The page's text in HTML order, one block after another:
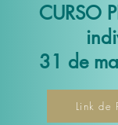
CURSO
31 de
Link de